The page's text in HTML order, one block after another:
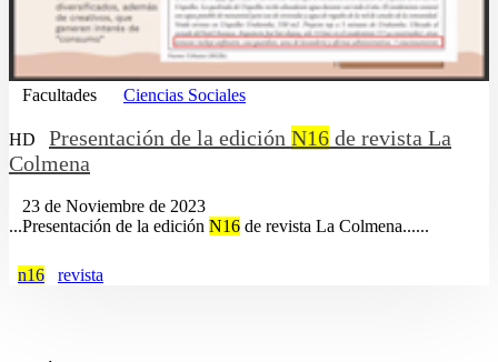
Facultades Ciencias Sociales
HD Presentación de la edición N16 de revista La
Colmena
23 de Noviembre de 2023
...Presentación de la edición N16 de revista La Colmena......
n16 revista